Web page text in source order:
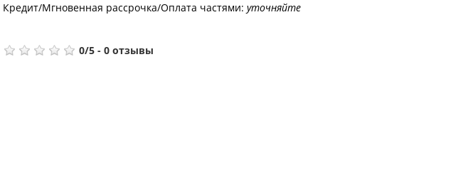
Кредит/Мгновенная рассрочка/Оплата частями: уточняйте
0/5- 0 отзывы